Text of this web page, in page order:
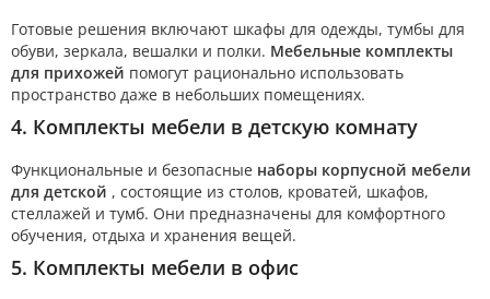
Готовые решения включают шкафы для одежды, тумбы для
обуви, зеркала, вешалки и полки. Мебельные комплекты
для прихожей помогут рационально использовать
пространство даже в небольших помещениях.
4. Комплекты мебели в детскую комнату
Функциональные и безопасные наборы корпусной мебели
для детской , состоящие из столов, кроватей, шкафов,
стеллажей и тумб. Они предназначены для комфортного
обучения, отдыха и хранения вещей.
5. Комплекты мебели в офис